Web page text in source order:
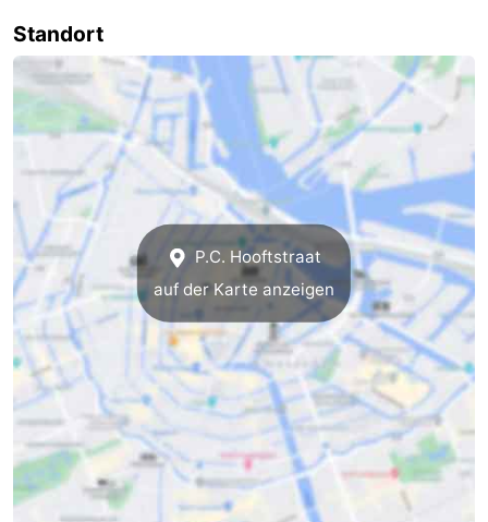
Standort
P.C. Hooftstraat
auf der Karte anzeigen